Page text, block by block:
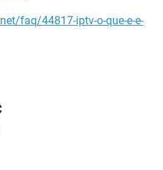
faq/44817-iptv-o-que-e-e-